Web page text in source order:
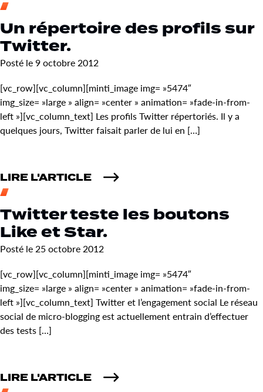
Un répertoire des profils sur
Twitter.
Posté le 9 octobre 2012
[vc_row][vc_column][minti_image img= »5474″
img_size= »large » align= »center » animation= »fade-in-from-
left »][vc_column_text] Les profils Twitter répertoriés. Il y a
quelques jours, Twitter faisait parler de lui en […]
LIRE L'ARTICLE
Twitter teste les boutons
Like et Star.
Posté le 25 octobre 2012
[vc_row][vc_column][minti_image img= »5474″
img_size= »large » align= »center » animation= »fade-in-from-
left »][vc_column_text] Twitter et l’engagement social Le réseau
social de micro-blogging est actuellement entrain d’effectuer
des tests […]
LIRE L'ARTICLE